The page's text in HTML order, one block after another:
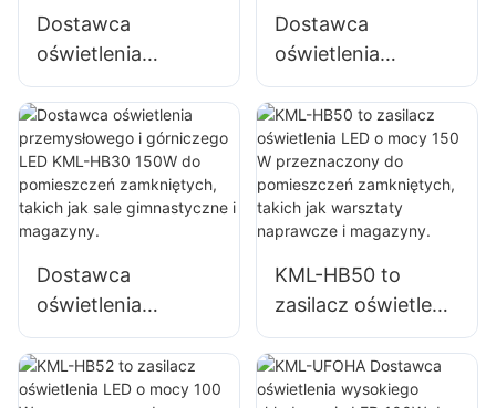
Dostawca
oświetlenia
wysokiego
składowania LED
KML-HB30 o mocy
100 W do
oświetlenia wnętrz
fabryk,
magazynów itp.
Dostawca
oświetlenia
wysokiego
składowania LED
KML-HB50 o mocy
100 W do
oświetlenia wnętrz
fabryk,
magazynów itp.
Dostawca
oświetlenia
przemysłowego i
górniczego LED
KML-HB30 150W
KML-HB50 to
zasilacz oświetlenia
LED o mocy 150 W
przeznaczony do
pomieszczeń